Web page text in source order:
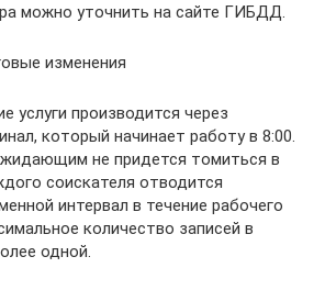
можно уточнить на сайте ГИБДД.
изменения
услуги производится через
который начинает работу в 8:00.
не придется томиться в
соискателя отводится
интервал в течение рабочего
количество записей в
одной.